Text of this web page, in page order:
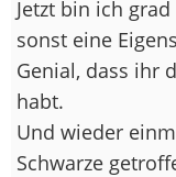
Jetzt bin ich
sonst eine
Genial, dass ihr
habt.
Und wieder
Schwarze